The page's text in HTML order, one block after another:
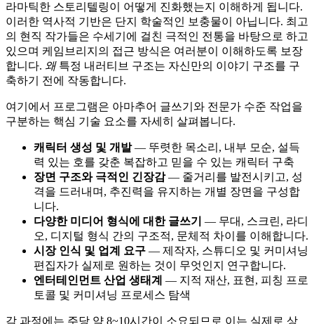
라마틱한 스토리텔링이 어떻게 진화했는지 이해하게 됩니다.
이러한 역사적 기반은 단지 학술적인 보충물이 아닙니다. 최고
의 현직 작가들은 수세기에 걸친 극적인 전통을 바탕으로 하고
있으며 케임브리지의 접근 방식은 여러분이 이해하도록 보장
합니다. 왜특정 내러티브 구조는 자신만의 이야기 구조를 구
축하기 전에 작동합니다.
여기에서 프로그램은 아마추어 글쓰기와 전문가 수준 작업을
구분하는 핵심 기술 요소를 자세히 살펴봅니다.
캐릭터 생성 및 개발— 뚜렷한 목소리, 내부 모순, 설득
력 있는 호를 갖춘 복잡하고 믿을 수 있는 캐릭터 구축
장면 구조와 극적인 긴장감— 줄거리를 발전시키고, 성
격을 드러내며, 추진력을 유지하는 개별 장면을 구성합
니다.
다양한 미디어 형식에 대한 글쓰기 — 무대, 스크린, 라디
오, 디지털 형식 간의 구조적, 문체적 차이를 이해합니다.
시장 인식 및 업계 요구 — 제작자, 스튜디오 및 커미셔닝
편집자가 실제로 원하는 것이 무엇인지 연구합니다.
엔터테인먼트 산업 생태계 — 지적 재산, 표현, 피칭 프로
토콜 및 커미셔닝 프로세스 탐색
각 과정에는 주당 약 8~10시간이 소요되므로 이는 실제로 상